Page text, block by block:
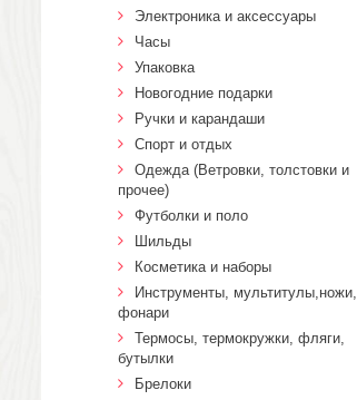
Электроника и аксессуары
Часы
Упаковка
Новогодние подарки
Ручки и карандаши
Спорт и отдых
Одежда (Ветровки, толстовки и
прочее)
Футболки и поло
Шильды
Косметика и наборы
Инструменты, мультитулы,ножи,
фонари
Термосы, термокружки, фляги,
бутылки
Брелоки